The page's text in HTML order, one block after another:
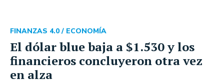
El dólar blue baja a $1.530 y los
financieros concluyeron otra vez
en alza
FINANZAS 4.0 / ECONOMÍA